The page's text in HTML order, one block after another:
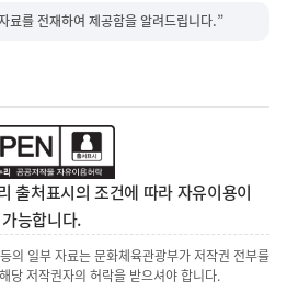
료를 전재하여 제공함을 알려드립니다.”
출처표시의 조건에 따라 자유이용이
가능합니다.
의 일부 자료는 문화체육관광부가 저작권 전부를
당 저작권자의 허락을 받으셔야 합니다.